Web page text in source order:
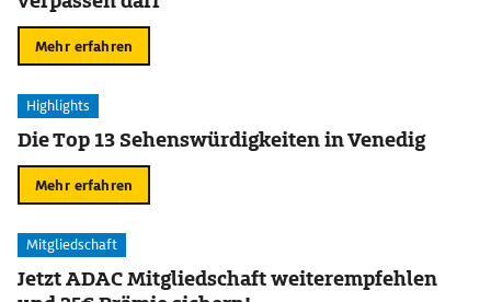
Mehr erfahren
Highlights
Die Top 13 Sehenswürdigkeiten in Venedig
Mehr erfahren
Mitgliedschaft
Jetzt ADAC Mitgliedschaft weiterempfehlen